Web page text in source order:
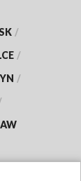
/
/
/